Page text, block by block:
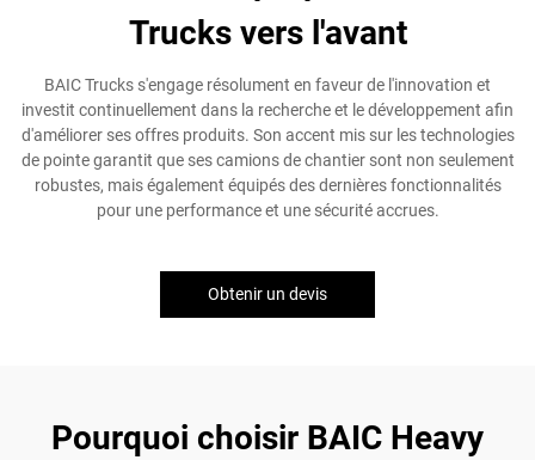
Trucks vers l'avant
BAIC Trucks s'engage résolument en faveur de l'innovation et
investit continuellement dans la recherche et le développement afin
d'améliorer ses offres produits. Son accent mis sur les technologies
de pointe garantit que ses camions de chantier sont non seulement
robustes, mais également équipés des dernières fonctionnalités
pour une performance et une sécurité accrues.
Obtenir un devis
Pourquoi choisir BAIC Heavy